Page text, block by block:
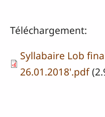
Téléchargement:
Syllabaire Lob
26.01.2018'.pdf